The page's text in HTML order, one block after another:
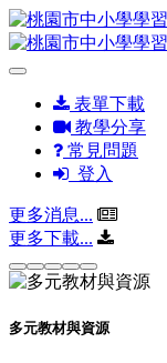
表單下載
教學分享
常見問題
登入
更多消息...
更多下載...
多元教材與資源